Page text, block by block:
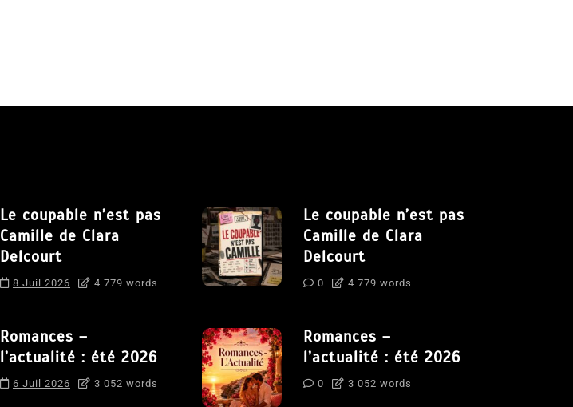
Le coupable n’est pas
Camille de Clara
Delcourt
8 Juil 2026 4 779 words
Romances –
l’actualité : été 2026
6 Juil 2026 3 052 words
Le coupable n’est pas
Camille de Clara
Delcourt
0 4 779 words
Romances –
l’actualité : été 2026
0 3 052 words